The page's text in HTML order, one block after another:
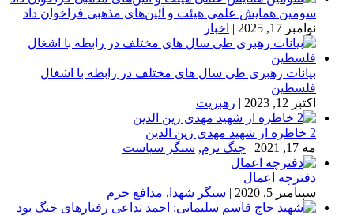
سومین همایش علمی هیئت و آئین‌های مذهبی فراخوان داد
نوامبر 17, 2025
| اخبار
بیانات رهبری طی سال های مختلف در رابطه با اشغال
فلسطین
اکتبر 12, 2023
| رهبریت
2 خاطره از شهید مهدی زین الدین
مه 17, 2021
| جنگ نرم, سنگر سیاست
دفترچه اعمال
سپتامبر 5, 2020
| سنگر شهدا , مدافع حرم